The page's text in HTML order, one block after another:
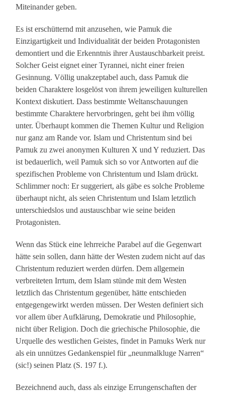
Miteinander geben.
Es ist erschütternd mit anzusehen, wie Pamuk die
Einzigartigkeit und Individualität der beiden Protagonisten
demontiert und die Erkenntnis ihrer Austauschbarkeit preist.
Solcher Geist eignet einer Tyrannei, nicht einer freien
Gesinnung. Völlig unakzeptabel auch, dass Pamuk die
beiden Charaktere losgelöst von ihrem jeweiligen kulturellen
Kontext diskutiert. Dass bestimmte Weltanschauungen
bestimmte Charaktere hervorbringen, geht bei ihm völlig
unter. Überhaupt kommen die Themen Kultur und Religion
nur ganz am Rande vor. Islam und Christentum sind bei
Pamuk zu zwei anonymen Kulturen X und Y reduziert. Das
ist bedauerlich, weil Pamuk sich so vor Antworten auf die
spezifischen Probleme von Christentum und Islam drückt.
Schlimmer noch: Er suggeriert, als gäbe es solche Probleme
überhaupt nicht, als seien Christentum und Islam letztlich
unterschiedslos und austauschbar wie seine beiden
Protagonisten.
Wenn das Stück eine lehrreiche Parabel auf die Gegenwart
hätte sein sollen, dann hätte der Westen zudem nicht auf das
Christentum reduziert werden dürfen. Dem allgemein
verbreiteten Irrtum, dem Islam stünde mit dem Westen
letztlich das Christentum gegenüber, hätte entschieden
entgegengewirkt werden müssen. Der Westen definiert sich
vor allem über Aufklärung, Demokratie und Philosophie,
nicht über Religion. Doch die griechische Philosophie, die
Urquelle des westlichen Geistes, findet in Pamuks Werk nur
als ein unnützes Gedankenspiel für „neunmalkluge Narren“
(sic!) seinen Platz (S. 197 f.).
Bezeichnend auch, dass als einzige Errungenschaften der